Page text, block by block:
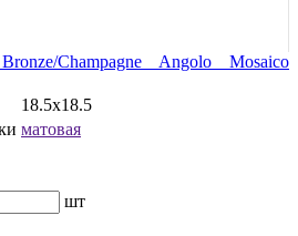
Champagne Angolo Mosaico
18.5x18.5
матовая
шт